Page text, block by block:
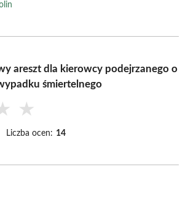
areszt dla kierowcy podejrzanego o
śmiertelnego
★
Liczba ocen: 14